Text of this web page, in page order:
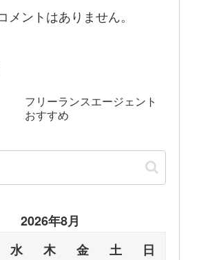
メントはありません。
フリーランスエージェント
おすすめ
2026年8月
水 木 金 土
日